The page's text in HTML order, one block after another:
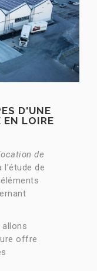
D'UNE
LOIRE
de
de
allons
offre